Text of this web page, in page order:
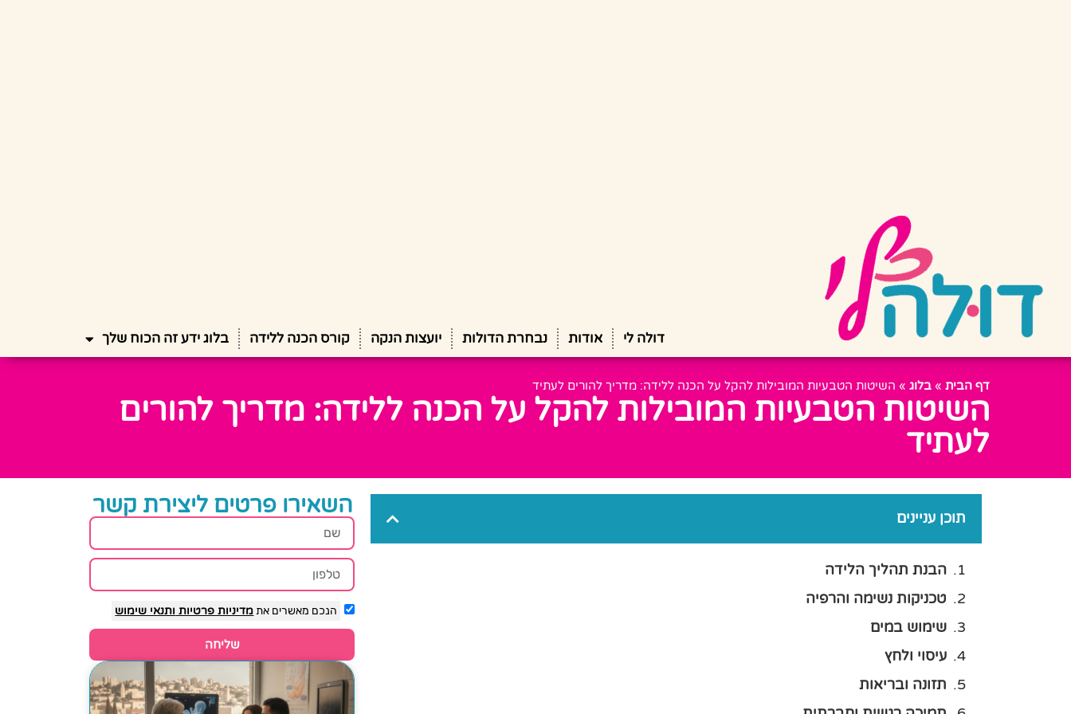
דולה לי אודות נבחרת הדולות יועצות הנקה קורס הכנה ללידה בלוג ידע זה הכוח שלך
דף הבית » בלוג » השיטות הטבעיות המובילות להקל על הכנה ללידה: מדריך להורים לעתיד
השיטות הטבעיות המובילות להקל על הכנה ללידה: מדריך להורים
לעתיד
תוכן עניינים
הבנת תהליך הלידה
טכניקות נשימה והרפיה
שימוש במים
עיסוי ולחץ
תזונה ובריאות
השאירו פרטים ליצירת קשר
הנכם מאשרים אתמדיניות פרטיות ותנאי שימוש
שליחה